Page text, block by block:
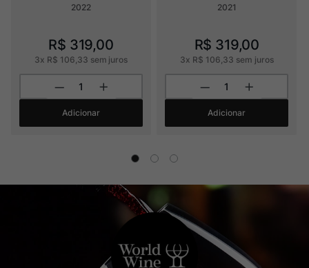
2022
R$ 319,00
3x R$ 106,33 sem juros
Adicionar
2021
R$ 319,00
3x R$ 106,33 sem juros
Adicionar